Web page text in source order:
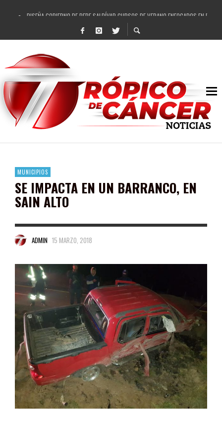
DISEÑA GOBIERNO DE PEPE SALDÍVAR CURSOS DE VERANO ENFOCADOS EN
REFRENDAN LOS 28 DELEGADOS Y 14 COMISARIADOS DE GUADALUPE APOYO A
FORTALECE GOBIERNO DE PEPE SALDÍVAR LA EDUCACIÓN EN LA ZACATECANA
GOBIERNO DE PEPE SALDÍVAR Y GRUPO FEMSA GENERAN MÁS DE 3 MIL EMPLEOS
CUARTA FERIA EXPO AGROPECUARIA TRAJO BENEFICIO DIRECTO A GUADALUPE:
RECONOCE PEPE SALDÍVAR A ARTISTA ZACATECANA VICTORIA HERNÁNDEZ
EGRESA GOBIERNO DE PEPE SALDÍVAR A 500 NUEVAS EMPRESARIAS
SON MUJERES GUADALUPENSES PRINCIPALES BENEFICIADAS DEL PROGRAMA
MUNICIPIOS
SE IMPACTA EN UN BARRANCO, EN
SAIN ALTO
ADMIN 15 MARZO, 2018